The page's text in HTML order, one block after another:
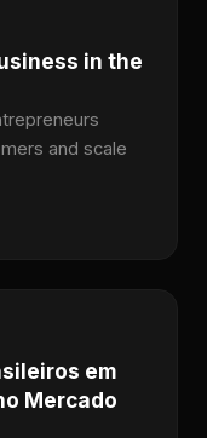
in the
and scale
em
Mercado